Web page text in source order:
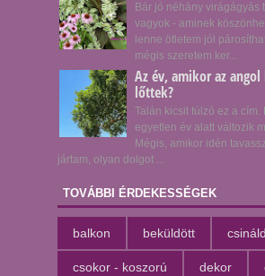
Bár jó néhány virágágyás
vagyok - aminek
lenne ötletem jól
mégis szeretem ker...
Az év, amikor az
lőttek?
Talán kicsit túlzó ez a
egyetlen év alatt változik
Mégis, amikor idén
jártam, olyan dolgot ...
TOVÁBBI ÉRDEKESSÉGEK
balkon beküldött
csokor - koszorú dekor